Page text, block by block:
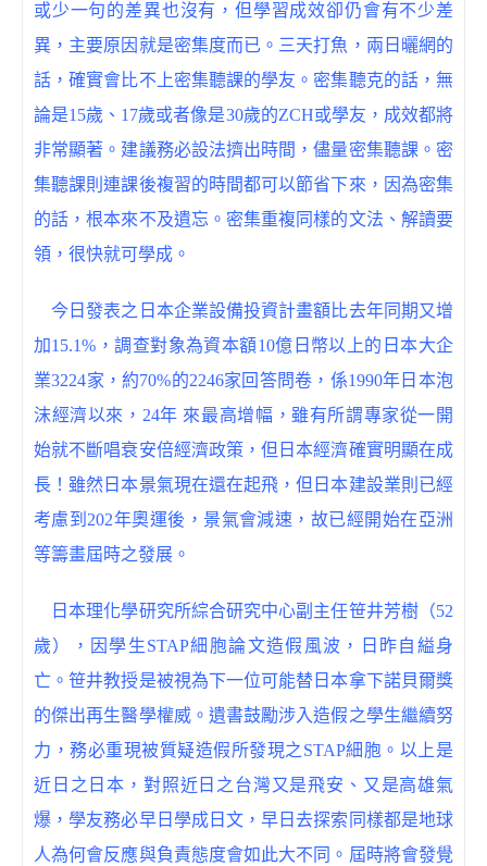
或少一句的差異也沒有，但學習成效卻仍會有不少差
異，主要原因就是密集度而已。三天打魚，兩日曬網的
話，確實會比不上密集聽課的學友。密集聽克的話，無
論是15歲、17歲或者像是30歲的ZCH或學友，成效都將
非常顯著。建議務必設法擠出時間，儘量密集聽課。密
集聽課則連課後複習的時間都可以節省下來，因為密集
的話，根本來不及遺忘。密集重複同樣的文法、解讀要
領，很快就可學成。
今日發表之日本企業設備投資計畫額比去年同期又增
加15.1%，調查對象為資本額10億日幣以上的日本大企
業3224家，約70%的2246家回答問卷，係1990年日本泡
沫經濟以來，24年 來最高增幅，雖有所謂專家從一開
始就不斷唱衰安倍經濟政策，但日本經濟確實明顯在成
長！雖然日本景氣現在還在起飛，但日本建設業則已經
考慮到202年奧運後，景氣會減速，故已經開始在亞洲
等籌畫屆時之發展。
日本理化學研究所綜合研究中心副主任笹井芳樹（52
歲），因學生STAP細胞論文造假風波，日昨自縊身
亡。笹井教授是被視為下一位可能替日本拿下諾貝爾獎
的傑出再生醫學權威。遺書鼓勵涉入造假之學生繼續努
力，務必重現被質疑造假所發現之STAP細胞。以上是
近日之日本，對照近日之台灣又是飛安、又是高雄氣
爆，學友務必早日學成日文，早日去探索同樣都是地球
人為何會反應與負責態度會如此大不同。屆時將會發覺